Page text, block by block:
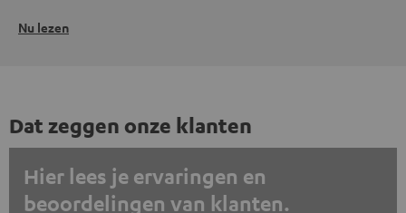
Nu lezen
Dat zeggen onze klanten
Hier lees je ervaringen en
beoordelingen van klanten.